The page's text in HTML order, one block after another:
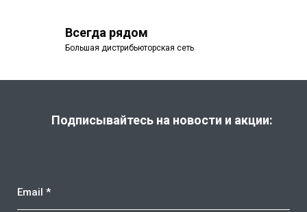
Всегда рядом
Большая дистрибьюторская сеть
Подписывайтесь на новости и акции:
Email *